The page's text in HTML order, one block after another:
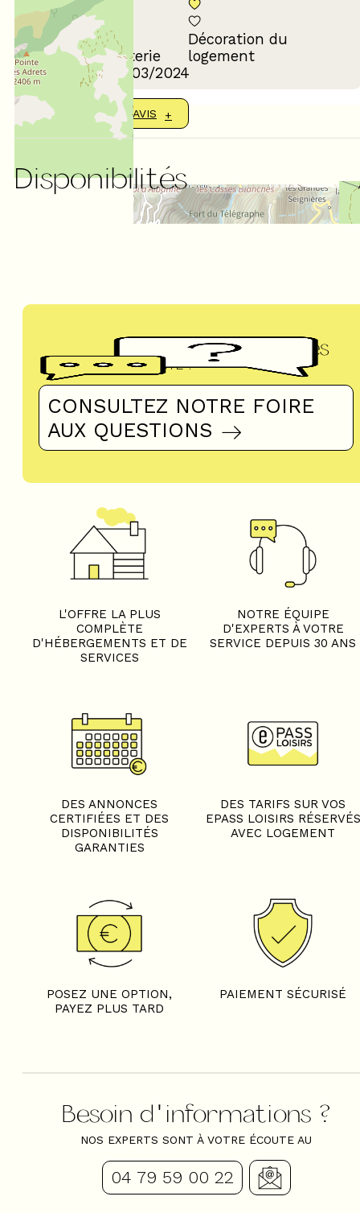
Confort de la literie
Décoration du
logement
Avis écrit le 12/03/2024
AFFICHER PLUS D'AVIS
Disponibilités
Questions fréquentes
UN DOUTE ?
CONSULTEZ NOTRE FOIRE
AUX QUESTIONS
L'OFFRE LA PLUS
COMPLÈTE
D'HÉBERGEMENTS ET DE
SERVICES
NOTRE ÉQUIPE
D'EXPERTS À VOTRE
SERVICE DEPUIS 30 ANS
DES ANNONCES
CERTIFIÉES ET DES
DISPONIBILITÉS
GARANTIES
DES TARIFS SUR VOS
EPASS LOISIRS RÉSERVÉS
AVEC LOGEMENT
POSEZ UNE OPTION,
PAYEZ PLUS TARD
PAIEMENT SÉCURISÉ
Besoin d'informations ?
NOS EXPERTS SONT À VOTRE ÉCOUTE AU
04 79 59 00 22